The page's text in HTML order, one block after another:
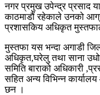
नगर प्रमुख उपेन्द्र प्रसाद
काठमाडौं रहेकाले उनको
प्रशासकिय अधिकृत
मुस्तफा यस भन्दा अगाडी
अधिकृत,घरेलु तथा साना
समिति बाराको अधिकारी
सहित अन्य विभिन्न
छन ।